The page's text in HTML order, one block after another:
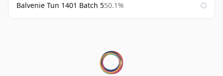
Balvenie Tun 1401 Batch 550.1%